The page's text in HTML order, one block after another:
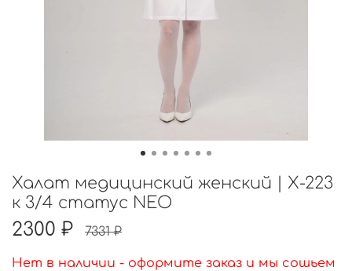
Халат медицинский женский | Х-223
к 3/4 статус NEO
2300 ₽ 7331 ₽
Нет в наличии - оформите заказ и мы сошьем